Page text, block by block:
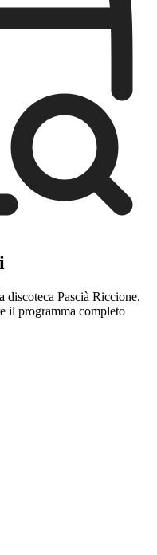
Pascià Riccione.
il programma completo